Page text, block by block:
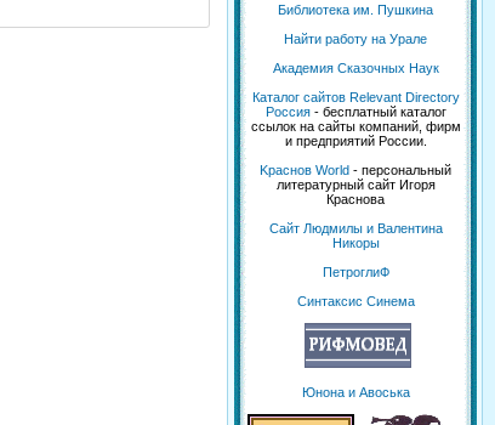
Библиотека им. Пушкина
Найти работу на Урале
Академия Сказочных Наук
Каталог сайтов Relevant Directory
Россия- бесплатный каталог
ссылок на сайты компаний, фирм
и предприятий России.
Kраснов World - персональный
литературный сайт Игоря
Краснова
Сайт Людмилы и Валентина
Никоры
ПетроглиФ
Синтаксис Синема
Юнона и Авоська